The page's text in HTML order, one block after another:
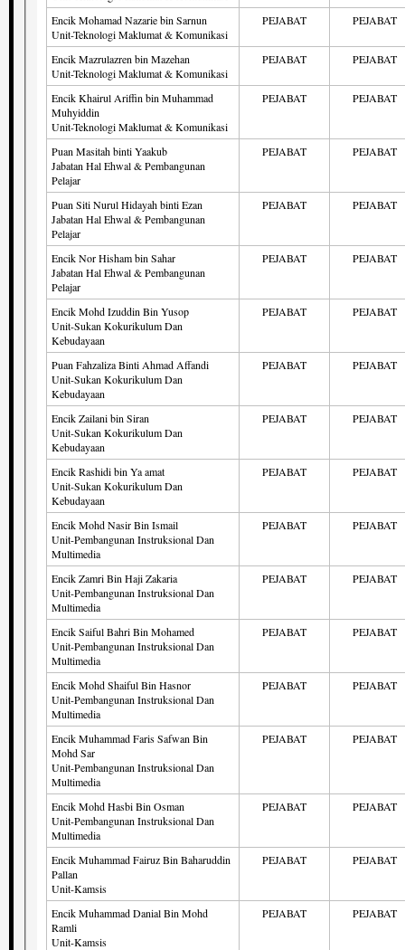
Encik Mohamad Nazarie bin Sarnun
Unit-Teknologi Maklumat & Komunikasi
PEJABAT PEJABAT
Encik Mazrulazren bin Mazehan
Unit-Teknologi Maklumat & Komunikasi
PEJABAT PEJABAT
Encik Khairul Ariffin bin Muhammad
Muhyiddin
Unit-Teknologi Maklumat & Komunikasi
PEJABAT PEJABAT
Puan Masitah binti Yaakub
Jabatan Hal Ehwal & Pembangunan
Pelajar
PEJABAT PEJABAT
Puan Siti Nurul Hidayah binti Ezan
Jabatan Hal Ehwal & Pembangunan
Pelajar
PEJABAT PEJABAT
Encik Nor Hisham bin Sahar
Jabatan Hal Ehwal & Pembangunan
Pelajar
PEJABAT PEJABAT
Encik Mohd Izuddin Bin Yusop
Unit-Sukan Kokurikulum Dan
Kebudayaan
PEJABAT PEJABAT
Puan Fahzaliza Binti Ahmad Affandi
Unit-Sukan Kokurikulum Dan
Kebudayaan
PEJABAT PEJABAT
Encik Zailani bin Siran
Unit-Sukan Kokurikulum Dan
Kebudayaan
PEJABAT PEJABAT
Encik Rashidi bin Ya amat
Unit-Sukan Kokurikulum Dan
Kebudayaan
PEJABAT PEJABAT
Encik Mohd Nasir Bin Ismail
Unit-Pembangunan Instruksional Dan
Multimedia
PEJABAT PEJABAT
Encik Zamri Bin Haji Zakaria
Unit-Pembangunan Instruksional Dan
Multimedia
PEJABAT PEJABAT
Encik Saiful Bahri Bin Mohamed
Unit-Pembangunan Instruksional Dan
Multimedia
PEJABAT PEJABAT
Encik Mohd Shaiful Bin Hasnor
Unit-Pembangunan Instruksional Dan
Multimedia
PEJABAT PEJABAT
Encik Muhammad Faris Safwan Bin
Mohd Sar
Unit-Pembangunan Instruksional Dan
Multimedia
PEJABAT PEJABAT
Encik Mohd Hasbi Bin Osman
Unit-Pembangunan Instruksional Dan
Multimedia
PEJABAT PEJABAT
Encik Muhammad Fairuz Bin Baharuddin
Pallan
Unit-Kamsis
PEJABAT PEJABAT
Encik Muhammad Danial Bin Mohd
Ramli
Unit-Kamsis
PEJABAT PEJABAT